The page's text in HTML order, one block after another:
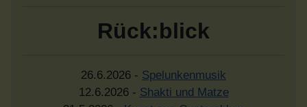
Rück:blick
26.6.2026 - Spelunkenmusik
12.6.2026 - Shakti und Matze